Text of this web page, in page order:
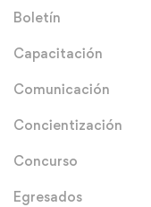
Boletín
Capacitación
Comunicación
Concientización
Concurso
Egresados